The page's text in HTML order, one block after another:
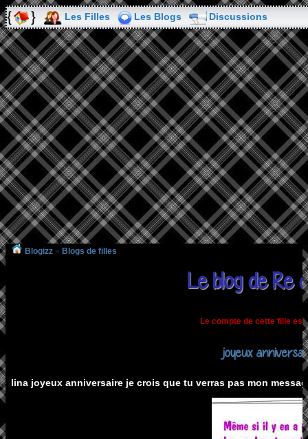
Les Filles Les Blogs Discussions
Blogizz » Blogs de filles
Le blog de Re
Le compte de cette fille est
joyeux
lina joyeux anniversaire je crois que tu verras pas mon